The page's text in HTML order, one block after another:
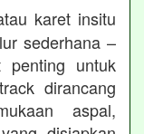
karet insitu
sederhana –
penting untuk
dirancang
aspal,